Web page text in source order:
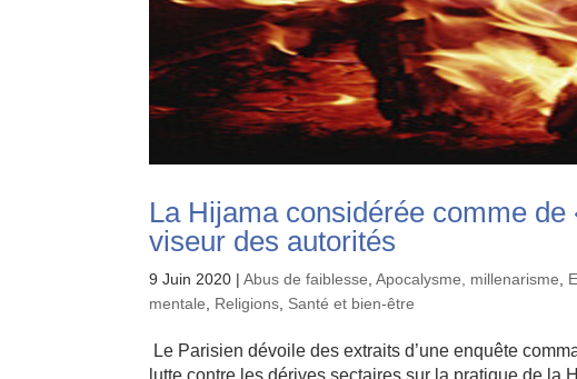
La Hijama considérée comme
viseur des autorités
9 Juin 2020 |Abus de faiblesse ,Apocalysme, millenarisme
mentale
Religions Santé et bien-être
Le Parisien dévoile des extraits d’une enquête
lutte contre les dérives sectaires sur la pratique de